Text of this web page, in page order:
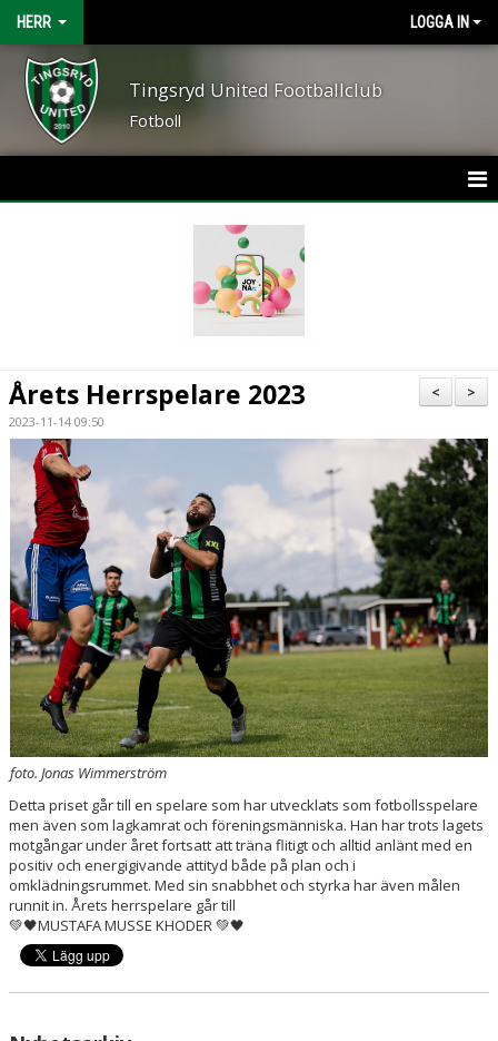
HERR LOGGA IN
Tingsryd United Footballclub
Fotboll
TRUPPEN
BILDGALLERI
DOKUMENT
KONTAKT
>
<
Årets Herrspelare 2023
2023-11-14 09:50
foto. Jonas Wimmerström
Detta priset går till en spelare som har utvecklats som fotbollsspelare
men även som lagkamrat och föreningsmänniska. Han har trots lagets
motgångar under året fortsatt att träna flitigt och alltid anlänt med en
positiv och energigivande attityd både på plan och i
omklädningsrummet. Med sin snabbhet och styrka har även målen
runnit in. Årets herrspelare går till
💚🖤MUSTAFA MUSSE KHODER💚🖤